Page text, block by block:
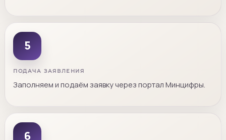
5
ПОДАЧА ЗАЯВЛЕНИЯ
Заполняем и подаём заявку через портал Минцифры.
6